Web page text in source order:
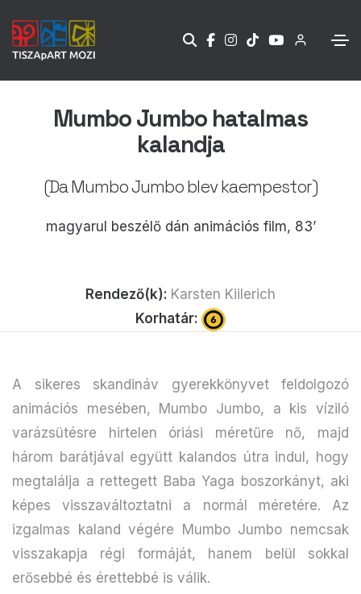
Mumbo Jumbo hatalmas
kalandja
(Da Mumbo Jumbo blev kaempestor)
magyarul beszélő dán animációs film, 83’
Rendező(k): Karsten Kiilerich
Korhatár:
A sikeres skandináv gyerekkönyvet feldolgozó
animációs mesében, Mumbo Jumbo, a kis víziló
varázsütésre hirtelen óriási méretűre nő, majd
három barátjával együtt kalandos útra indul, hogy
megtalálja a rettegett Baba Yaga boszorkányt, aki
képes visszaváltoztatni a normál méretére. Az
izgalmas kaland végére Mumbo Jumbo nemcsak
visszakapja régi formáját, hanem belül sokkal
erősebbé és érettebbé is válik.